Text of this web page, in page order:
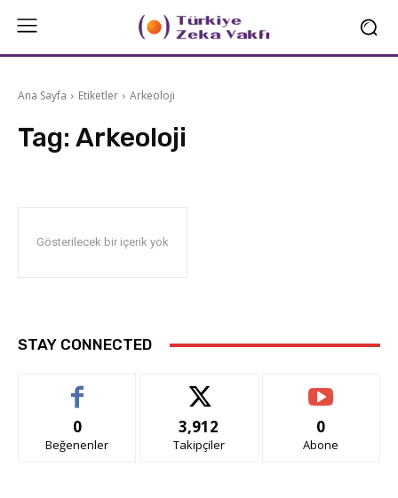
Ana Sayfa Etiketler Arkeoloji
Tag: Arkeoloji
Gösterilecek bir içerik yok
STAY CONNECTED
0
Beğenenler
3,912
Takipçiler
0
Abone